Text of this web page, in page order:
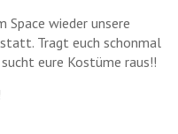
wieder unsere
Tragt euch schonmal
eure Kostüme raus!!